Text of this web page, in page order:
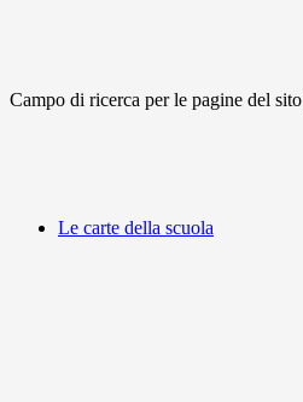
Campo di ricerca per le pagine del sito
Le carte della scuola